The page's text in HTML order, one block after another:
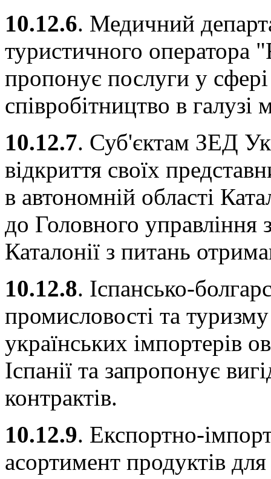
10.12.6. Медичний
туристичного оператора
пропонує послуги у
співробітництво в галузі
10.12.7. Суб'єктам ЗЕД
відкриття своїх
в автономній області
до Головного управління
Каталонії з питань
10.12.8. Іспансько-
промисловості та
українських імпортерів
Іспанії та запропонує
контрактів.
10.12.9. Експортно-
асортимент продуктів